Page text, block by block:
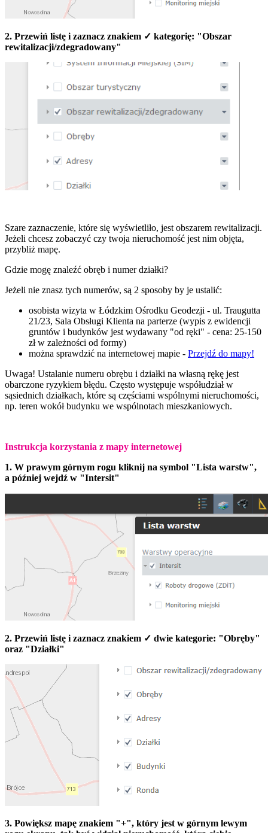
2. Przewiń listę i zaznacz znakiem ✓ kategorię: "Obszar
rewitalizacji/zdegradowany"
Szare zaznaczenie, które się wyświetliło, jest obszarem rewitalizacji.
Jeżeli chcesz zobaczyć czy twoja nieruchomość jest nim objęta,
przybliż mapę.
Gdzie mogę znaleźć obręb i numer działki?
Jeżeli nie znasz tych numerów, są 2 sposoby by je ustalić:
osobista wizyta w Łódzkim Ośrodku Geodezji - ul. Traugutta
21/23, Sala Obsługi Klienta na parterze (wypis z ewidencji
gruntów i budynków jest wydawany "od ręki" - cena: 25-150
zł w zależności od formy)
można sprawdzić na internetowej mapie - Przejdź do mapy!
Uwaga! Ustalanie numeru obrębu i działki na własną rękę jest
obarczone ryzykiem błędu. Często występuje współudział w
sąsiednich działkach, które są częściami wspólnymi nieruchomości,
np. teren wokół budynku we wspólnotach mieszkaniowych.
Instrukcja korzystania z mapy internetowej
1. W prawym górnym rogu kliknij na symbol "Lista warstw",
a później wejdź w "Intersit"
2. Przewiń listę i zaznacz znakiem ✓ dwie kategorie: "Obręby"
oraz "Działki"
3. Powiększ mapę znakiem "+", który jest w górnym lewym